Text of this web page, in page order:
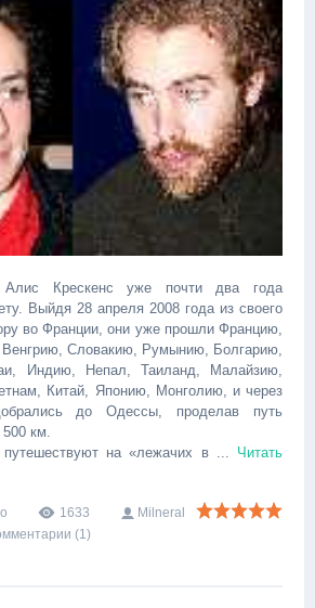
Крескенс уже почти два года
Выйдя 28 апреля 2008 года из своего
во Франции, они уже прошли Францию,
Словакию, Румынию, Болгарию,
Индию, Непал, Таиланд, Малайзию,
Китай, Японию, Монголию, и через
до Одессы, проделав путь
500 км.
путешествуют на «лежачих в ... Читать
1633
Milneral
(1)